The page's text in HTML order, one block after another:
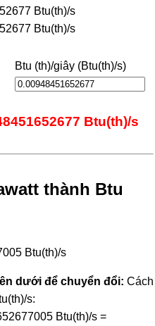
Btu(th)/s
Btu(th)/s
Btu (th)/giây (Btu(th)/s)
Btu(th)/s
thành Btu
Btu(th)/s
dưới để chuyển đổi: Cách
s:
Btu(th)/s =